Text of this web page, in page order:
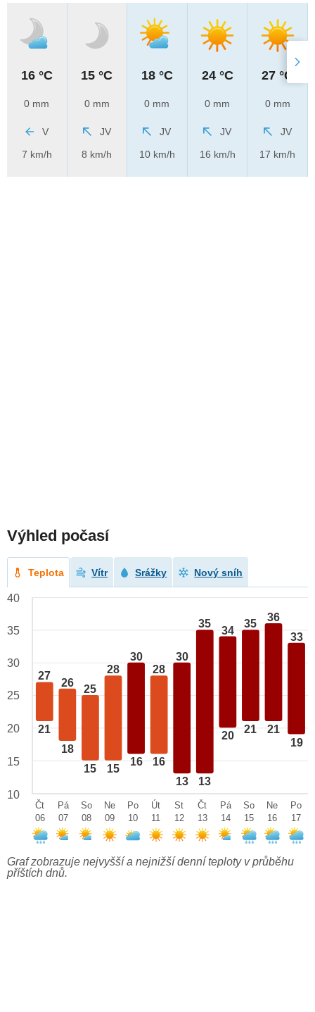
16 °C
0 mm
V
7 km/h
15 °C
0 mm
JV
8 km/h
18 °C
0 mm
JV
10 km/h
24 °C
0 mm
JV
16 km/h
27 °C
0 mm
JV
17 km/h
Výhled počasí
Teplota Vítr Srážky Nový sníh
27
21
26
18
25
15
28
15
30
16
28
16
30
13
35
13
34
20
35
21
36
21
33
19
40
35
30
25
20
15
10
Čt
06
Pá
07
So
08
Ne
09
Po
10
Út
11
St
12
Čt
13
Pá
14
So
15
Ne
16
Po
17
Graf zobrazuje nejvyšší a nejnižší denní teploty v průběhu
příštích dnů.